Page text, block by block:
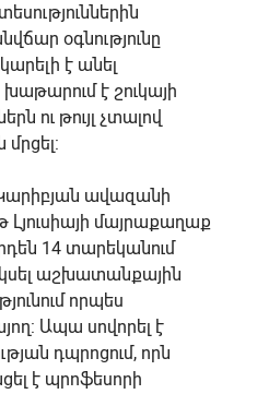
օգնությունը
է անել
է շուկայի
ու թույլ չտալով
Կարիբյան ավազանի
Լյուսիայի մայրաքաղաք
14 տարեկանում
աշխատանքային
որպես
Ապա սովորել է
դպրոցում, որն
է պրոֆեսորի